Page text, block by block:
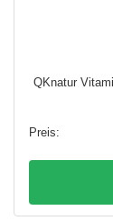
QKnatur